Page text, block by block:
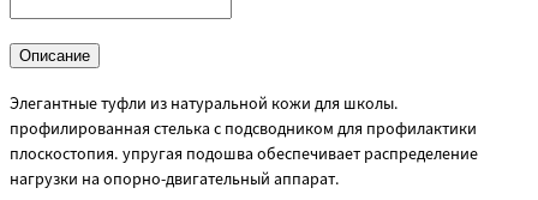
Описание
Элегантные туфли из натуральной кожи для школы.
профилированная стелька с подсводником для профилактики
плоскостопия. упругая подошва обеспечивает распределение
нагрузки на опорно-двигательный аппарат.